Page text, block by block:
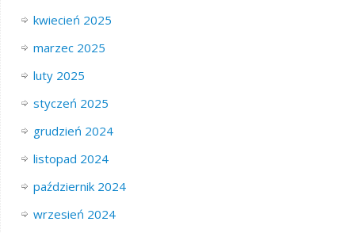
kwiecień 2025
marzec 2025
luty 2025
styczeń 2025
grudzień 2024
listopad 2024
październik 2024
wrzesień 2024